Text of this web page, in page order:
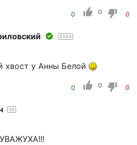
0 0 0
5584
хвост у Анны Белой
0 0 0
39